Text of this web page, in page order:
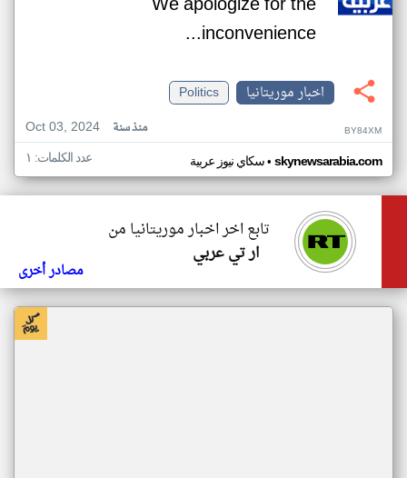
inconvenience...
اخبار موريتانيا
Politics
Oct 03, 2024
منذ سنة BY84XM
سكاي نيوز عربية• skynewsarabia.com عدد الكلمات: ١
تابع اخر اخبار موريتانيا من
ار تي عربي
مصادر أخرى